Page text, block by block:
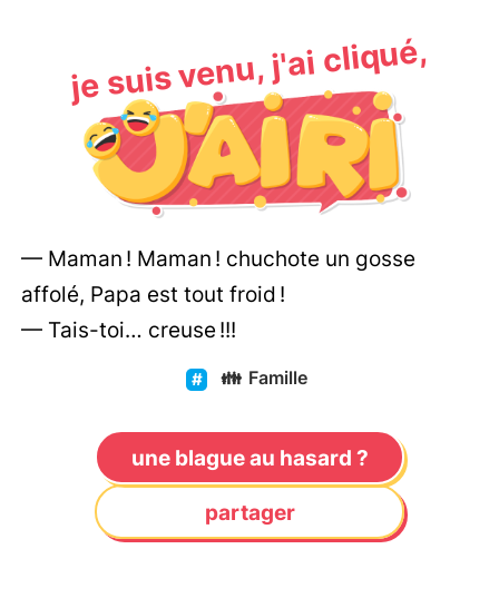
je suis venu, j'ai cliqué,
— Maman ! Maman ! chuchote un gosse
affolé, Papa est tout froid !
— Tais-toi… creuse !!!
👪 Famille
une blague au hasard ?
partager